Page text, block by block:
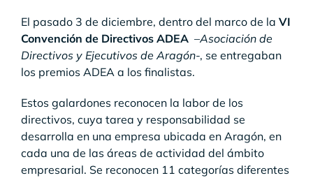
El pasado 3 de diciembre, dentro del marco de la VI
Convención de Directivos ADEA –Asociación de
Directivos y Ejecutivos de Aragón-, se entregaban
los premios ADEA a los finalistas.
Estos galardones reconocen la labor de los
directivos, cuya tarea y responsabilidad se
desarrolla en una empresa ubicada en Aragón, en
cada una de las áreas de actividad del ámbito
empresarial. Se reconocen 11 categorías diferentes